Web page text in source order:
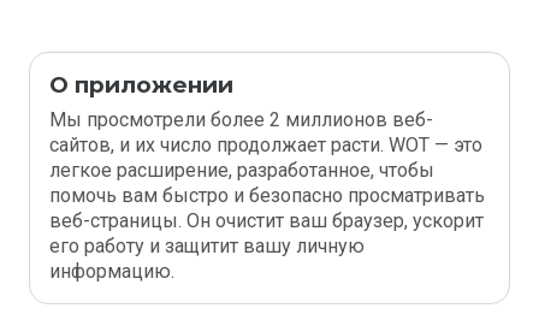
О приложении
Мы просмотрели более 2 миллионов веб-
сайтов, и их число продолжает расти. WOT — это
легкое расширение, разработанное, чтобы
помочь вам быстро и безопасно просматривать
веб-страницы. Он очистит ваш браузер, ускорит
его работу и защитит вашу личную
информацию.